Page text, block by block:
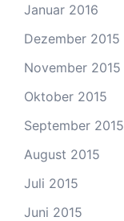
Januar 2016
Dezember 2015
November 2015
Oktober 2015
September 2015
August 2015
Juli 2015
Juni 2015